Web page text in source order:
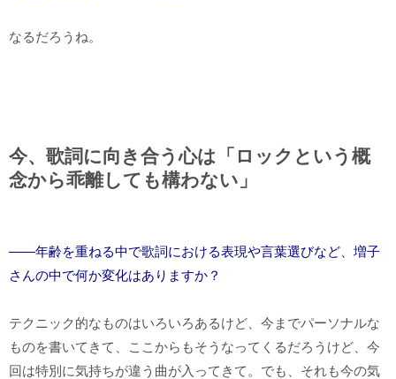
なるだろうね。
今、歌詞に向き合う心は「ロックという概
念から乖離しても構わない」
――年齢を重ねる中で歌詞における表現や言葉選びなど、増子
さんの中で何か変化はありますか？
テクニック的なものはいろいろあるけど、今までパーソナルな
ものを書いてきて、ここからもそうなってくるだろうけど、今
回は特別に気持ちが違う曲が入ってきて。でも、それも今の気